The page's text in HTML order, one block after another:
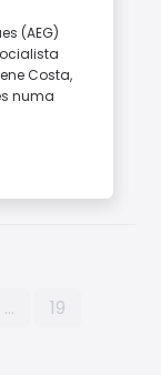
(AEG)
Costa,
numa
… 19